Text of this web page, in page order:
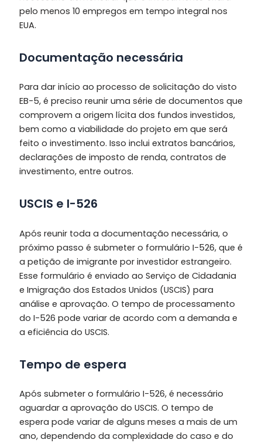
pelo menos 10 empregos em tempo integral nos
EUA.
Documentação necessária
Para dar início ao processo de solicitação do visto
EB-5, é preciso reunir uma série de documentos que
comprovem a origem lícita dos fundos investidos,
bem como a viabilidade do projeto em que será
feito o investimento. Isso inclui extratos bancários,
declarações de imposto de renda, contratos de
investimento, entre outros.
USCIS e I-526
Após reunir toda a documentação necessária, o
próximo passo é submeter o formulário I-526, que é
a petição de imigrante por investidor estrangeiro.
Esse formulário é enviado ao Serviço de Cidadania
e Imigração dos Estados Unidos (USCIS) para
análise e aprovação. O tempo de processamento
do I-526 pode variar de acordo com a demanda e
a eficiência do USCIS.
Tempo de espera
Após submeter o formulário I-526, é necessário
aguardar a aprovação do USCIS. O tempo de
espera pode variar de alguns meses a mais de um
ano, dependendo da complexidade do caso e do